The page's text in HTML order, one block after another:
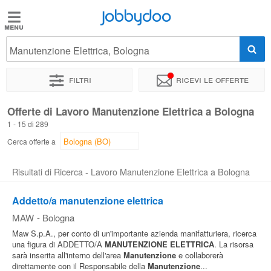
Jobbydoo
Offerte
Stipendi
Elenco
Blog
Jobbydoo
Manutenzione Elettrica, Bologna
Filtri Ricevi le offerte
Offerte di Lavoro Manutenzione Elettrica a Bologna
1 - 15 di 289
Cerca offerte a
Risultati di Ricerca - Lavoro Manutenzione Elettrica a Bologna
Addetto/a manutenzione elettrica
MAW - Bologna
Maw S.p.A., per conto di un'importante azienda manifatturiera, ricerca
una figura di ADDETTO/A MANUTENZIONE ELETTRICA. La risorsa
sarà inserita all'interno dell'area Manutenzione e collaborerà
direttamente con il Responsabile della Manutenzione...